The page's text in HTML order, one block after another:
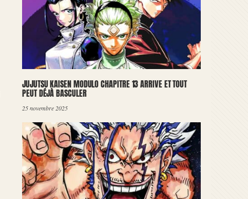
JUJUTSU KAISEN MODULO CHAPITRE 13 ARRIVE ET TOUT
PEUT DÉJÀ BASCULER
25 novembre 2025